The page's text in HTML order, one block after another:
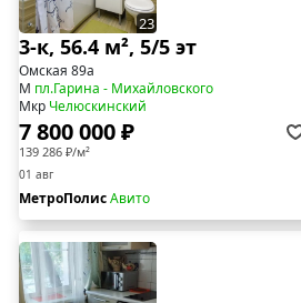
23
3-к, 56.4 м², 5/5 эт
Омская 89а
М пл.Гарина - Михайловского
Мкр Челюскинский
7 800 000 ₽
139 286 ₽/м²
01 авг
МетроПолисАвито